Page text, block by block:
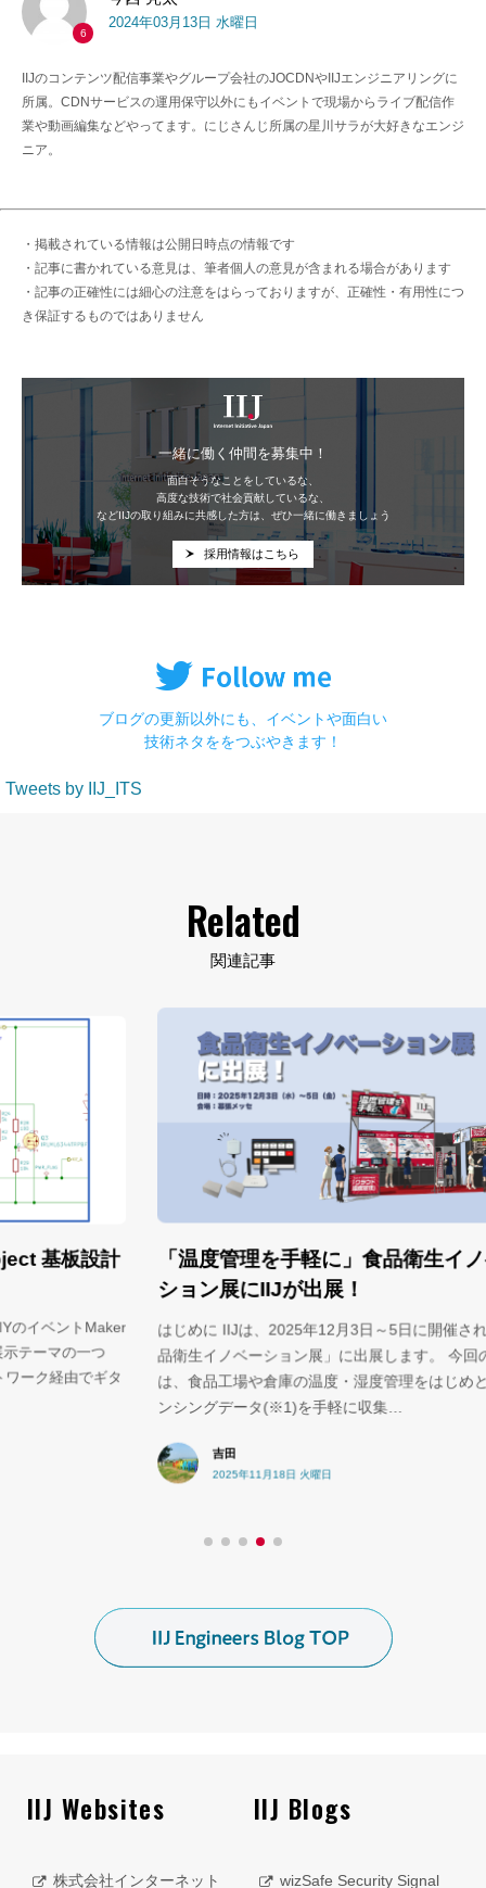
6
2024年03月13日 水曜日
IIJのコンテンツ配信事業やグループ会社のJOCDNやIIJエンジニアリングに
所属。CDNサービスの運用保守以外にもイベントで現場からライブ配信作
業や動画編集などやってます。にじさんじ所属の星川サラが大好きなエンジ
ニア。
・掲載されている情報は公開日時点の情報です
・記事に書かれている意見は、筆者個人の意見が含まれる場合があります
・記事の正確性には細心の注意をはらっておりますが、正確性・有用性につ
き保証するものではありません
IIJ
一緒に働く仲間を募集中！
面白そうなことをしているな、
高度な技術で社会貢献しているな、
などIIJの取り組みに共感した方は、ぜひ一緒に働きましょう
採用情報はこちら
ブログの更新以外にも、イベントや面白い
技術ネタををつぶやきます！
Tweets by IIJ_ITS
Related
関連記事
「温度管理を手軽に」食品衛生イノベー
ション展にIIJが出展！
はじめに IIJは、2025年12月3日～5日に開催される「食
品衛生イノベーション展」に出展します。 今回の展示で
は、食品工場や倉庫の温度・湿度管理をはじめとした セ
ンシングデータ(※1)を手軽に収集…
2025年11月18日 火曜日
は
セ
で
IIJ Websites
株式会社インターネット
IIJ Blogs
wizSafe Security Signal